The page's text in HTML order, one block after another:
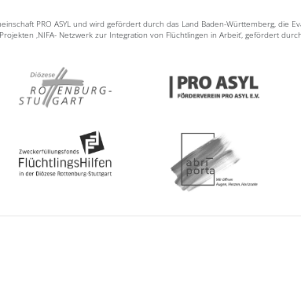
PRO ASYL und wird gefördert durch das Land Baden-Württemberg, die
‚NIFA- Netzwerk zur Integration von Flüchtlingen in Arbeit‘, gefördert